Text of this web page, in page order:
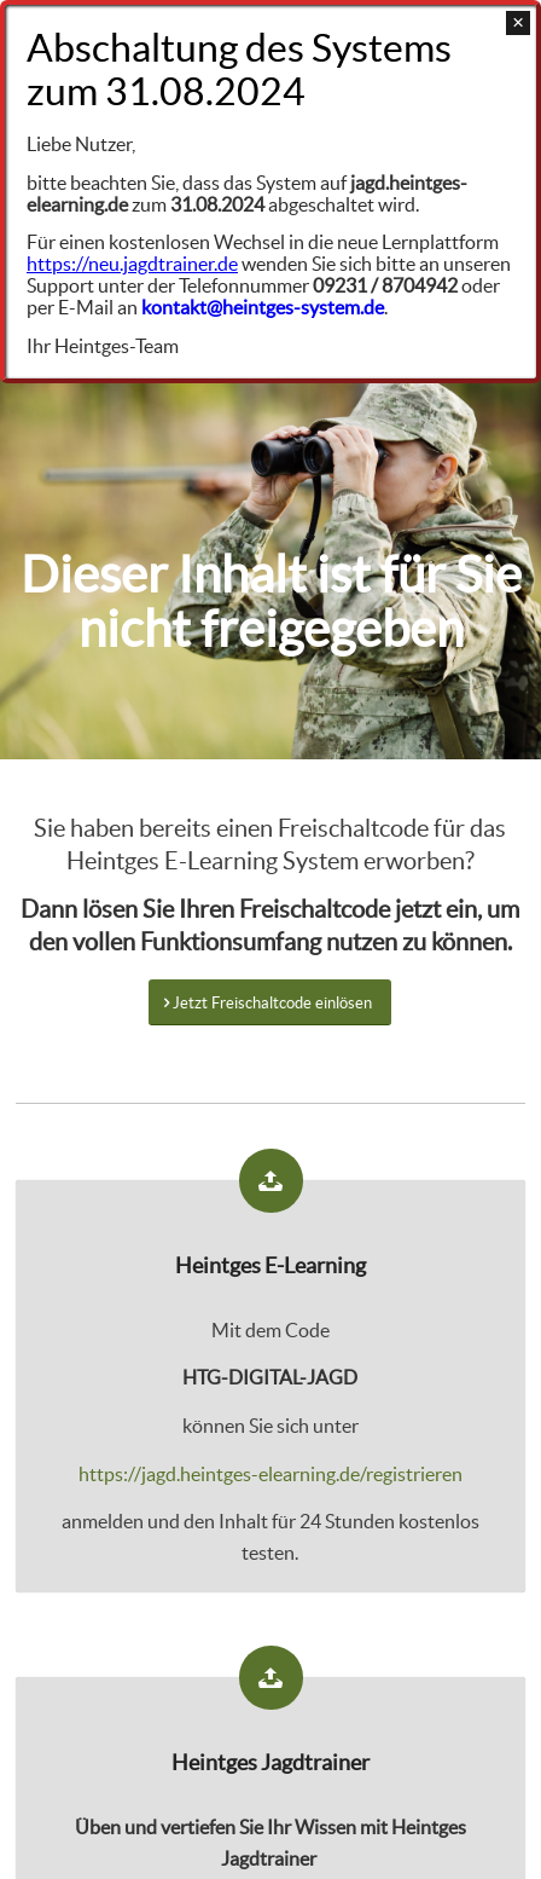
+49 9231 961342
Durchführungsverordnung (DVO)
JWMG Abschnitt 6: Sicherung der Nachhaltigkeit,
Wildtierschutz
JRBW70019
Dieser Inhalt ist für Sie
nicht freigegeben
Sie haben bereits einen Freischaltcode für das
Heintges E-Learning System erworben?
Dann lösen Sie Ihren Freischaltcode jetzt ein, um
den vollen Funktionsumfang nutzen zu können.
Jetzt Freischaltcode einlösen
Heintges E-Learning
Mit dem Code
HTG-DIGITAL-JAGD
können Sie sich unter
https://jagd.heintges-elearning.de/registrieren
anmelden und den Inhalt für 24 Stunden kostenlos
testen.
Heintges Jagdtrainer
Üben und vertiefen Sie Ihr Wissen mit Heintges
Jagdtrainer
Liebe Nutzer,
bitte beachten Sie, dass das System aufjagd.heintges-
elearning.dezum 31.08.2024abgeschaltet wird.
Für einen kostenlosen Wechsel in die neue Lernplattform
https://neu.jagdtrainer.dewenden Sie sich bitte an unseren
Support unter der Telefonnummer09231 / 8704942oder
per E-Mail an kontakt@heintges-system.de.
Ihr Heintges-Team